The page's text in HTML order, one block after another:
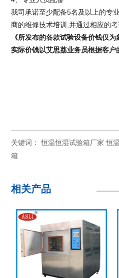
我司承诺至少配备5名及以上的专
商的维修技术培训,并通过相应的考
《所发布的各款试验设备价钱仅为
实际价钱以艾思荔业务员根据客户
关键词：恒温恒湿试验箱厂家 恒
箱
相关产品